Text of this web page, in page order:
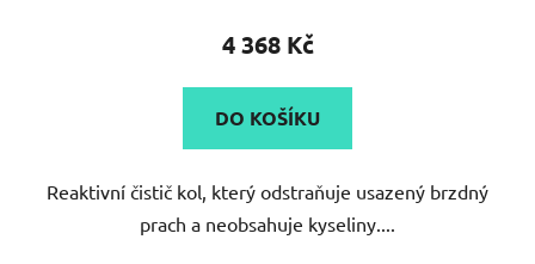
4 368 Kč
DO KOŠÍKU
Reaktivní čistič kol, který odstraňuje usazený brzdný
prach a neobsahuje kyseliny....